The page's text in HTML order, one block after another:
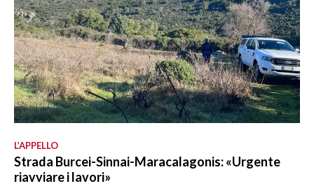
L’APPELLO
Strada Burcei-Sinnai-Maracalagonis: «Urgente
riavviare i lavori»